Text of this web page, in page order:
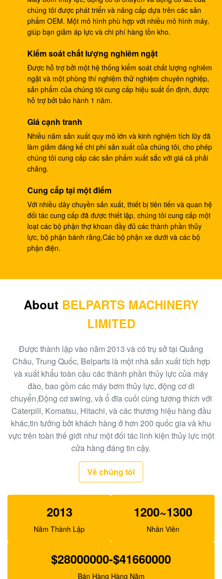
Hộp số du lịch DH220-5 DH220-7 EC210 SANY235
S220LC-5
Máy bơm ram thủy lực 133-6907, Máy bơm thủy lực
cho máy xúc E330B E345
Bơm chính thủy lực máy xúc DH370-9 370-9 bơm
bánh răng DH370-7 370-7 K9005449 bơm thí điểm
995351 hộp giảm tốc
Máy xúc PSVD2-17E Bơm ram thủy lực PSVD2 EC35
VOE11806089 Bơm bánh răng
1107080 hộp số hành trình
Hộp số hành trình máy xúc K1011413A DH258-7
DX260 DH255-5 DX255LC
Máy xúc R110-7 giảm hành trình XJDG-00001 31N3-
Bơm thí điểm máy xúc PC40-6 bơm ram PC40 705-
Bơm bánh răng máy xúc EC480D EC360 bơm thủy
lực SA7220-00510 chính
Hộp số hành trình Máy xúc EC140B XCM150
MBEB170 VOE14573820 giảm hành trình
Máy xúc EC460 bơm thí điểm bơm bánh răng thủy lực
SA8230-08830 bơm ram
Máy xúc SK140-8 Hộp số du lịch SK140SR
YY15V00035F1
Bơm thí điểm máy xúc Belparts SBS140 cho E325C
chúng tôi được phát triển và nâng cấp dựa trên các sản
phẩm OEM. Một mô hình phù hợp với nhiều mô hình máy,
giúp bạn giảm áp lực và chi phí hàng tồn kho.
Kiểm soát chất lượng nghiêm ngặt
Được hỗ trợ bởi một hệ thống kiểm soát chất lượng nghiêm
ngặt và một phòng thí nghiệm thử nghiệm chuyên nghiệp,
sản phẩm của chúng tôi cung cấp hiệu suất ổn định, được
hỗ trợ bởi bảo hành 1 năm.
Giá cạnh tranh
Nhiều năm sản xuất quy mô lớn và kinh nghiệm tích lũy đã
làm giảm đáng kể chi phí sản xuất của chúng tôi, cho phép
chúng tôi cung cấp các sản phẩm xuất sắc với giá cả phải
chăng.
Cung cấp tại một điểm
Với nhiều dây chuyền sản xuất, thiết bị tiên tiến và quan hệ
đối tác cung cấp đã được thiết lập, chúng tôi cung cấp một
loạt các bộ phận thợ khoan đầy đủ các thành phần thủy
lực, bộ phận bánh răng,Các bộ phận xe dưới và các bộ
phận điện.
About BELPARTS MACHINERY
LIMITED
Được thành lập vào năm 2013 và có trụ sở tại Quảng
Châu, Trung Quốc, Belparts là một nhà sản xuất tích hợp
và xuất khẩu toàn cầu các thành phần thủy lực của máy
đào, bao gồm các máy bơm thủy lực, động cơ di
chuyển,Động cơ swing, và ổ đĩa cuối cùng tương thích với
Caterpill, Komatsu, Hitachi, và các thương hiệu hàng đầu
khác,tin tưởng bởi khách hàng ở hơn 200 quốc gia và khu
vực trên toàn thế giới như một đối tác linh kiện thủy lực một
cửa hàng đáng tin cậy.
Về chúng tôi
2013
Năm Thành Lập
1200~1300
Nhân Viên
$28000000-$41660000
Bán Hàng Hàng Năm